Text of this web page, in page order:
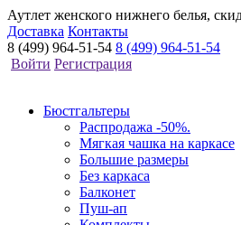
Аутлет женского нижнего белья,
Доставка Контакты
8 (499) 964-51-54 8 (499) 964-51-54
Войти Регистрация
Бюстгальтеры
Распродажа -50%.
Мягкая чашка на каркасе
Большие размеры
Без каркаса
Балконет
Пуш-ап